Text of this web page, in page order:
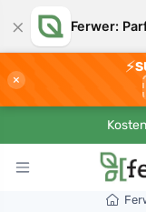
× Ferwer:
×
⚡